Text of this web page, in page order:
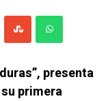
presenta
primera